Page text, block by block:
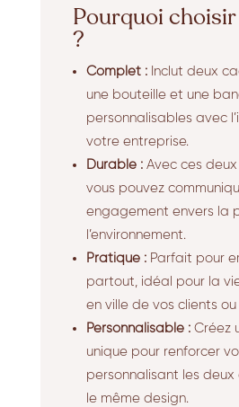
Pourquoi
?
Complet :Inclut deux
une bouteille et une
personnalisables avec
votre entreprise.
Durable :Avec ces deux
vous pouvez
engagement envers la
l’environnement.
Pratique :Parfait pour
partout, idéal pour la
en ville de vos clients
Personnalisable :Créez
unique pour renforcer
personnalisant les
le même design.